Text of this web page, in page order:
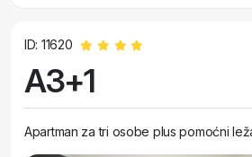
ID: 11620
A3+1
Apartman za tri osobe plus pomoćni